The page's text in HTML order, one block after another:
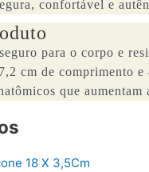
confortável e
para o corpo e
cm de comprimento e
que aumentam